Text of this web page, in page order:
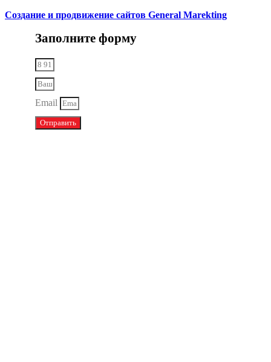
Создание и продвижение сайтов General Marekting
Заполните форму
Email
Отправить